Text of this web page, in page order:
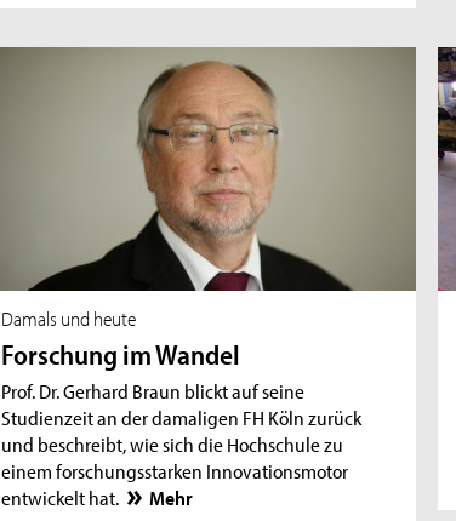
Damals und heute
Forschung im Wandel
Prof. Dr. Gerhard Braun blickt auf seine
Studienzeit an der damaligen FH Köln zurück
und beschreibt, wie sich die Hochschule zu
einem forschungsstarken Innovationsmotor
entwickelt hat.
Mehr